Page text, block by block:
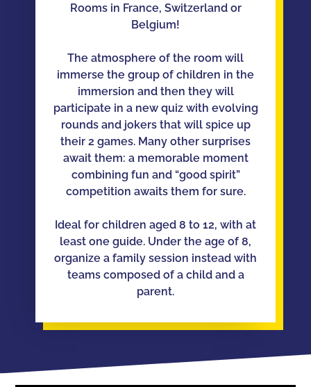
Rooms in France, Switzerland or
Belgium!
The atmosphere of the room will
immerse the group of children in the
immersion and then they will
participate in a new quiz with evolving
rounds and jokers that will spice up
their 2 games. Many other surprises
await them: a memorable moment
combining fun and “good spirit”
competition awaits them for sure.
Ideal for children aged 8 to 12, with at
least one guide. Under the age of 8,
organize a family session instead with
teams composed of a child and a
parent.